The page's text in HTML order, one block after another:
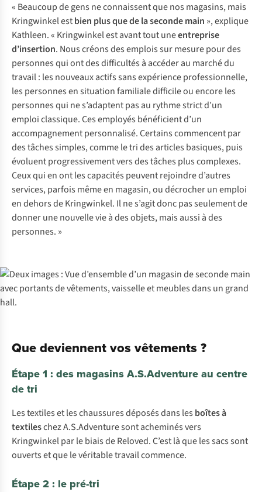
« Beaucoup de gens ne connaissent que nos magasins, mais
Kringwinkel estbien plus que de la seconde main », explique
Kathleen. « Kringwinkel est avant tout uneentreprise
d’insertion. Nous créons des emplois sur mesure pour des
personnes qui ont des difficultés à accéder au marché du
travail : les nouveaux actifs sans expérience professionnelle,
les personnes en situation familiale difficile ou encore les
personnes qui ne s’adaptent pas au rythme strict d’un
emploi classique. Ces employés bénéficient d’un
accompagnement personnalisé. Certains commencent par
des tâches simples, comme le tri des articles basiques, puis
évoluent progressivement vers des tâches plus complexes.
Ceux qui en ont les capacités peuvent rejoindre d’autres
services, parfois même en magasin, ou décrocher un emploi
en dehors de Kringwinkel. Il ne s’agit donc pas seulement de
donner une nouvelle vie à des objets, mais aussi à des
personnes. »
Que deviennent vos vêtements ?
Étape 1 : des magasins A.S.Adventure au centre
de tri
Les textiles et les chaussures déposés dans les boîtes à
textileschez A.S.Adventure sont acheminés vers
Kringwinkel par le biais de Reloved. C’est là que les sacs sont
ouverts et que le véritable travail commence.
Étape 2 : le pré-tri